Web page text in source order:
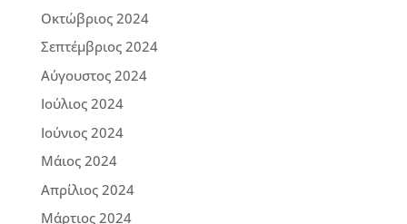
Οκτώβριος 2024
Σεπτέμβριος 2024
Αύγουστος 2024
Ιούλιος 2024
Ιούνιος 2024
Μάιος 2024
Απρίλιος 2024
Μάρτιος 2024